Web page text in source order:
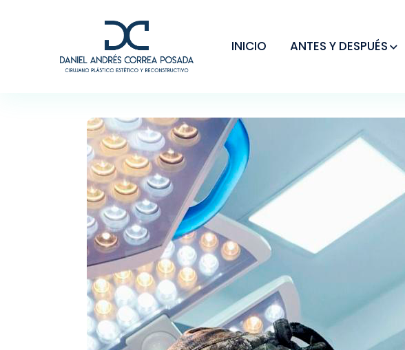
INICIO ANTES Y DESPUÉS